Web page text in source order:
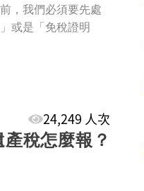
，我們必須要先處
或是「免稅證明
24,249 人次
稅怎麼報？